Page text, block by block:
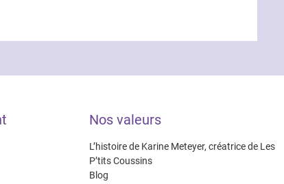
Nos valeurs
L’histoire de Karine Meteyer, créatrice de Les
P’tits Coussins
Blog